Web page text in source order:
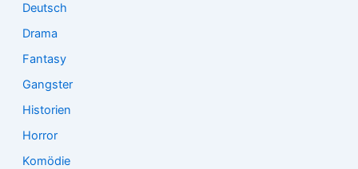
Deutsch
Drama
Fantasy
Gangster
Historien
Horror
Komödie